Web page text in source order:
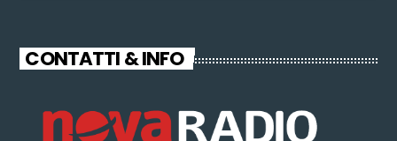
CONTATTI & INFO